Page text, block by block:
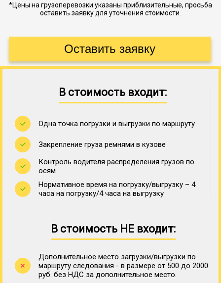
*Цены на грузоперевозки указаны приблизительные, просьба
оставить заявку для уточнения стоимости.
В стоимость входит:
Одна точка погрузки и выгрузки по маршруту
Закрепление груза ремнями в кузове
Контроль водителя распределения грузов по
осям
Нормативное время на погрузку/выгрузку – 4
часа на погрузку/4 часа на выгрузку
В стоимость НЕ входит:
Дополнительное место загрузки/выгрузки по
маршруту следования - в размере от 500 до 2000
руб. без НДС за дополнительное место.